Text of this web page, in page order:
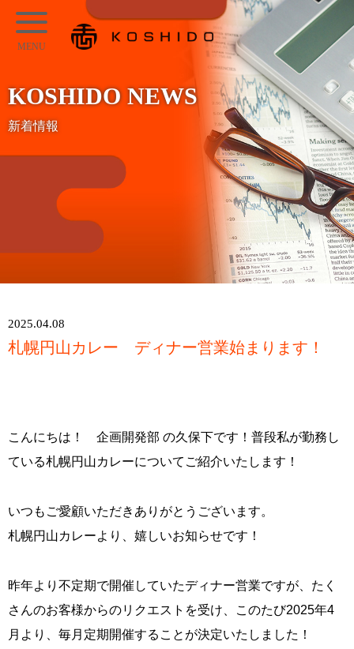
コ
ン
テ
ン
キ
ッ
KOSHIDO
メ
ュ
ー
KOSHIDO NEWS
新着情報
2025.04.08
札幌円山カレー ディナー営業始まります！
こんにちは！ 企画開発部 の久保下です！普段私が勤務し
ている札幌円山カレーについてご紹介いたします！
いつもご愛顧いただきありがとうございます。
札幌円山カレーより、嬉しいお知らせです！
昨年より不定期で開催していたディナー営業ですが、たく
さんのお客様からのリクエストを受け、このたび2025年4
月より、毎月定期開催することが決定いたしました！